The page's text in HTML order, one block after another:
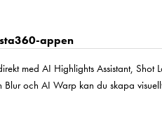
appen
med AI Highlights Assistant, Shot
och AI Warp kan du skapa